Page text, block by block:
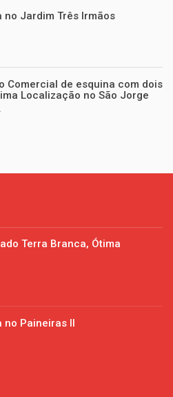
no Jardim Três Irmãos
Comercial de esquina com dois
Localização no São Jorge
Terra Branca, Ótima
no Paineiras II